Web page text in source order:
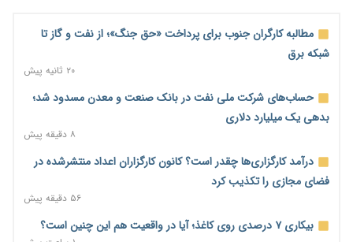
مطالبه کارگران جنوب برای پرداخت «حق جنگ»؛ از نفت و گاز تا
شبکه برق
۲۰ ثانیه پیش
حساب‌های شرکت ملی نفت در بانک صنعت و معدن مسدود شد؛
بدهی یک میلیارد دلاری
۸ دقیقه پیش
درآمد کارگزاری‌ها چقدر است؟ کانون کارگزاران اعداد منتشرشده در
فضای مجازی را تکذیب کرد
۵۶ دقیقه پیش
بیکاری ۷ درصدی روی کاغذ؛ آیا در واقعیت هم این چنین است؟